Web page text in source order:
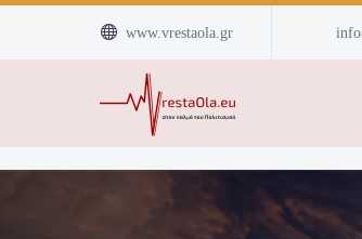

 www.vrestaola.gr